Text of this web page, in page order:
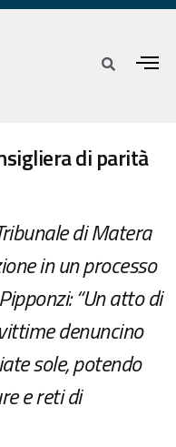
di parità
di Matera
in un processo
“Un atto di
denuncino
sole, potendo
e reti di